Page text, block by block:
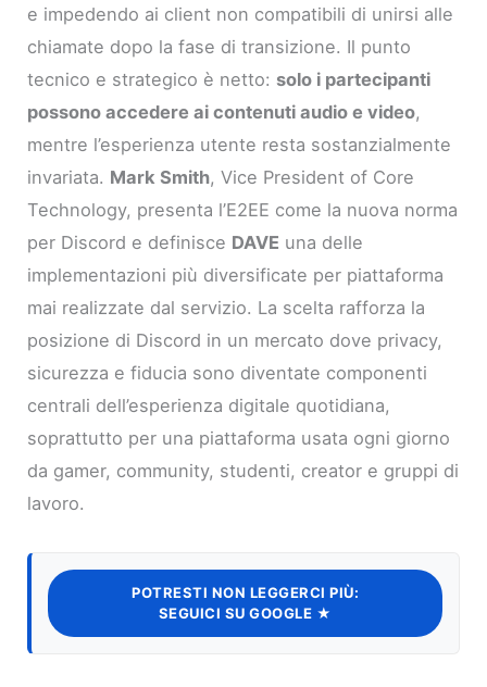
e impedendo ai client non compatibili di unirsi alle
chiamate dopo la fase di transizione. Il punto
tecnico e strategico è netto: solo i partecipanti
possono accedere ai contenuti audio e video,
mentre l’esperienza utente resta sostanzialmente
invariata. Mark Smith, Vice President of Core
Technology, presenta l’E2EE come la nuova norma
per Discord e definisce DAVE una delle
implementazioni più diversificate per piattaforma
mai realizzate dal servizio. La scelta rafforza la
posizione di Discord in un mercato dove privacy,
sicurezza e fiducia sono diventate componenti
centrali dell’esperienza digitale quotidiana,
soprattutto per una piattaforma usata ogni giorno
da gamer, community, studenti, creator e gruppi di
lavoro.
POTRESTI NON LEGGERCI PIÙ:
SEGUICI SU GOOGLE ★